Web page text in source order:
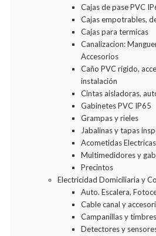
Cajas de pase PVC
Cajas empotrables,
Cajas para termicas
Canalizacion:
Accesorios
Caño PVC rígido,
instalación
Cintas aisladoras,
Gabinetes PVC IP65
Grampas y rieles
Jabalinas y tapas
Acometidas Electricas
Multimedidores y
Precintos
Electricidad Domiciliaria y
Auto. Escalera,
Cable canal y
Campanillas y timbres
Detectores y